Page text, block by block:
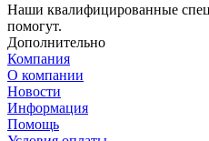
Наши квалифицированные
помогут.
Дополнительно
Компания
О компании
Новости
Информация
Помощь